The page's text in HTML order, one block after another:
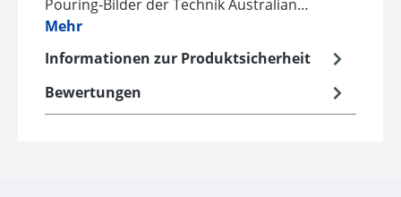
Pouring-Bilder der Technik Australian…
Mehr
Informationen zur Produktsicherheit
Bewertungen